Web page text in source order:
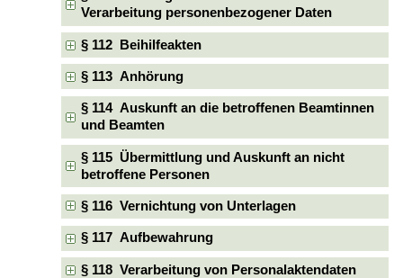
Verarbeitung personenbezogener Daten
§ 112 Beihilfeakten
§ 113 Anhörung
§ 114 Auskunft an die betroffenen Beamtinnen
und Beamten
§ 115 Übermittlung und Auskunft an nicht
betroffene Personen
§ 116 Vernichtung von Unterlagen
§ 117 Aufbewahrung
§ 118 Verarbeitung von Personalaktendaten